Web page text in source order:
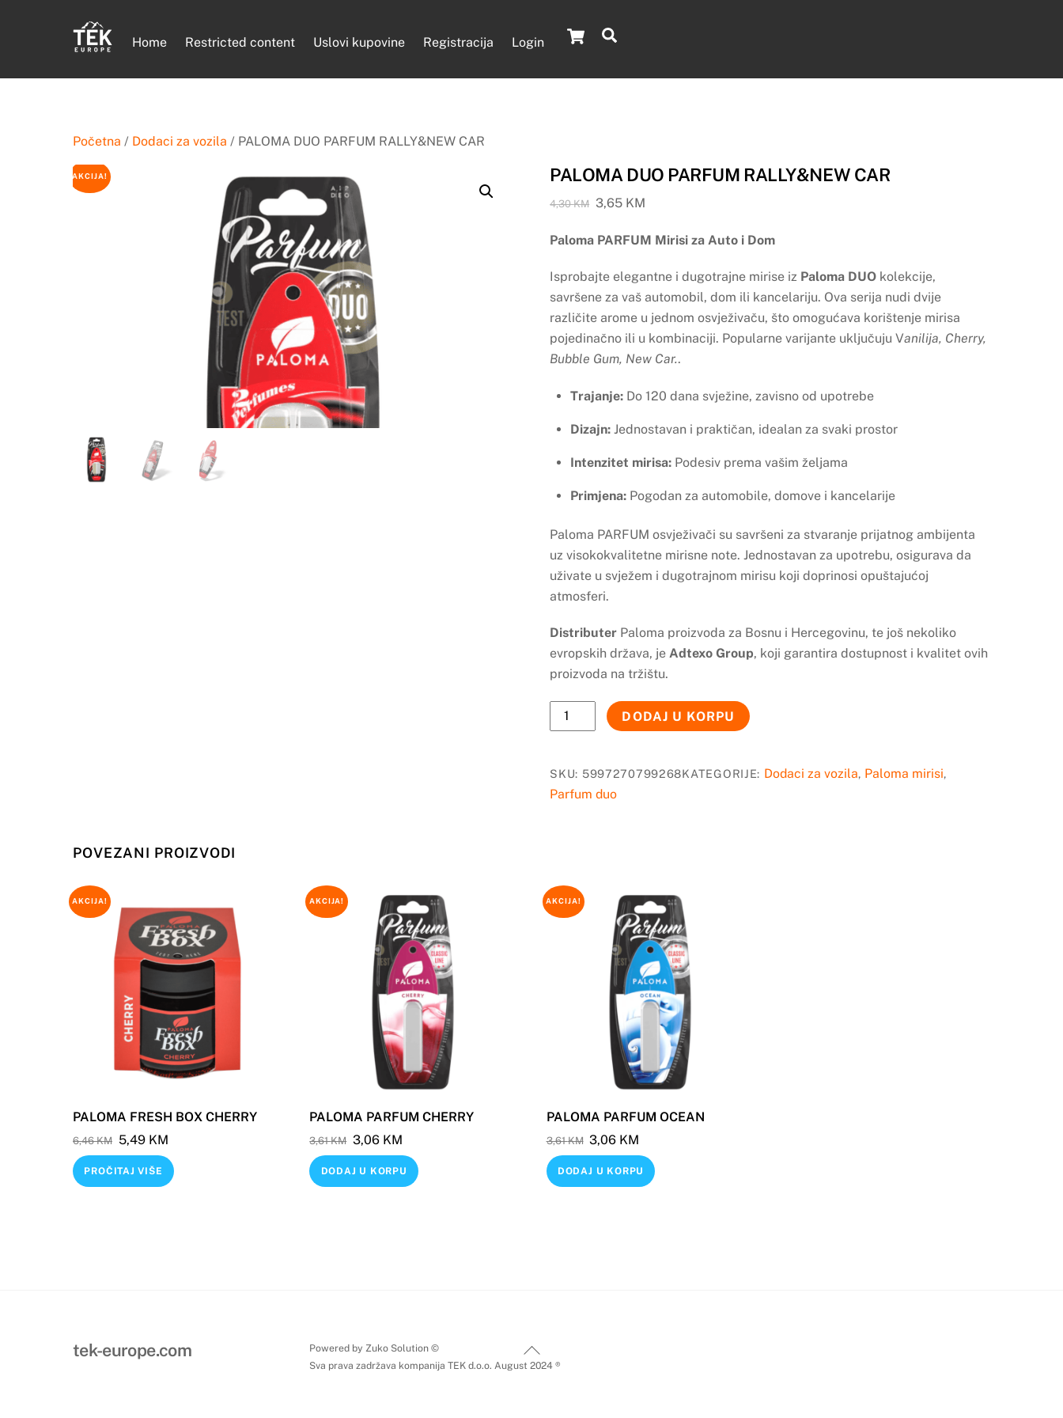
Cart
Home Restricted content Uslovi kupovine Registracija Login
Početna / Dodaci za vozila / PALOMA DUO PARFUM RALLY&NEW CAR
AKCIJA! PALOMA DUO PARFUM RALLY&NEW CAR
4,30KM Original
was:
3,65 KM
is:
Paloma PARFUM Mirisi za Auto i Dom
Isprobajte elegantne i dugotrajne mirise iz Paloma DUO kolekcije,
savršene za vaš automobil, dom ili kancelariju. Ova serija nudi dvije
različite arome u jednom osvježivaču, što omogućava korištenje mirisa
pojedinačno ili u kombinaciji. Popularne varijante uključuju Vanilija, Cherry,
Bubble Gum, New Car..
Trajanje:Do 120 dana svježine, zavisno od upotrebe
Dizajn:Jednostavan i praktičan, idealan za svaki prostor
Intenzitet mirisa:Podesiv prema vašim željama
Primjena:Pogodan za automobile, domove i kancelarije
Paloma PARFUM osvježivači su savršeni za stvaranje prijatnog ambijenta
uz visokokvalitetne mirisne note. Jednostavan za upotrebu, osigurava da
uživate u svježem i dugotrajnom mirisu koji doprinosi opuštajućoj
atmosferi.
Distributer Paloma proizvoda za Bosnu i Hercegovinu, te još nekoliko
evropskih država, jeAdtexo Group, koji garantira dostupnost i kvalitet ovih
proizvoda na tržištu.
PALOMA
DUO
RALLY&NEW
CAR
DODAJ U KORPU
SKU: 5997270799268KATEGORIJE: Dodaci za vozila, Paloma mirisi,
Parfum duo
POVEZANI PROIZVODI
AKCIJA!
PALOMA FRESH BOX CHERRY
6,46KM Original
price
was:
5,49 KMCurrent
price
is:
PROČITAJ VIŠE
AKCIJA!
PALOMA PARFUM CHERRY
3,61KM Original
price
was:
3,06 KM
price
is:
DODAJ U KORPU
AKCIJA!
PALOMA PARFUM OCEAN
3,61KM Original
price
was:
3,06 KM
price
is:
DODAJ U KORPU
Back
To
tek-europe.com
Powered by Zuko Solution ©
Sva prava zadržava kompanija TEK d.o.o. August 2024 ®